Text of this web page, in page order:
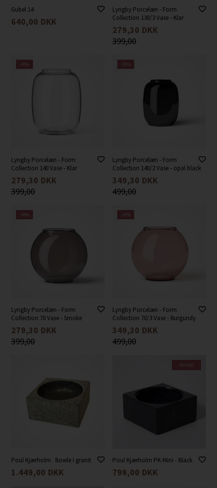
Gubel 14
640,00 DKK
Lyngby Porcelæn - Form
Collection 130/3 Vase - Klar
279,30 DKK
399,00
-30%
Lyngby Porcelæn - Form
Collection 140 Vase - Klar
279,30 DKK
399,00
-30%
Lyngby Porcelæn - Form
Collection 140/2 Vase - opal black
349,30 DKK
499,00
-30%
Lyngby Porcelæn - Form
Collection 70 Vase - Smoke
279,30 DKK
399,00
-30%
Lyngby Porcelæn - Form
Collection 70/3 Vase - Burgundy
349,30 DKK
499,00
Poul Kjærholm . Bowle i granit
1.449,00 DKK
NYHED
Poul Kjærholm PK-Mini - Black
799,00 DKK